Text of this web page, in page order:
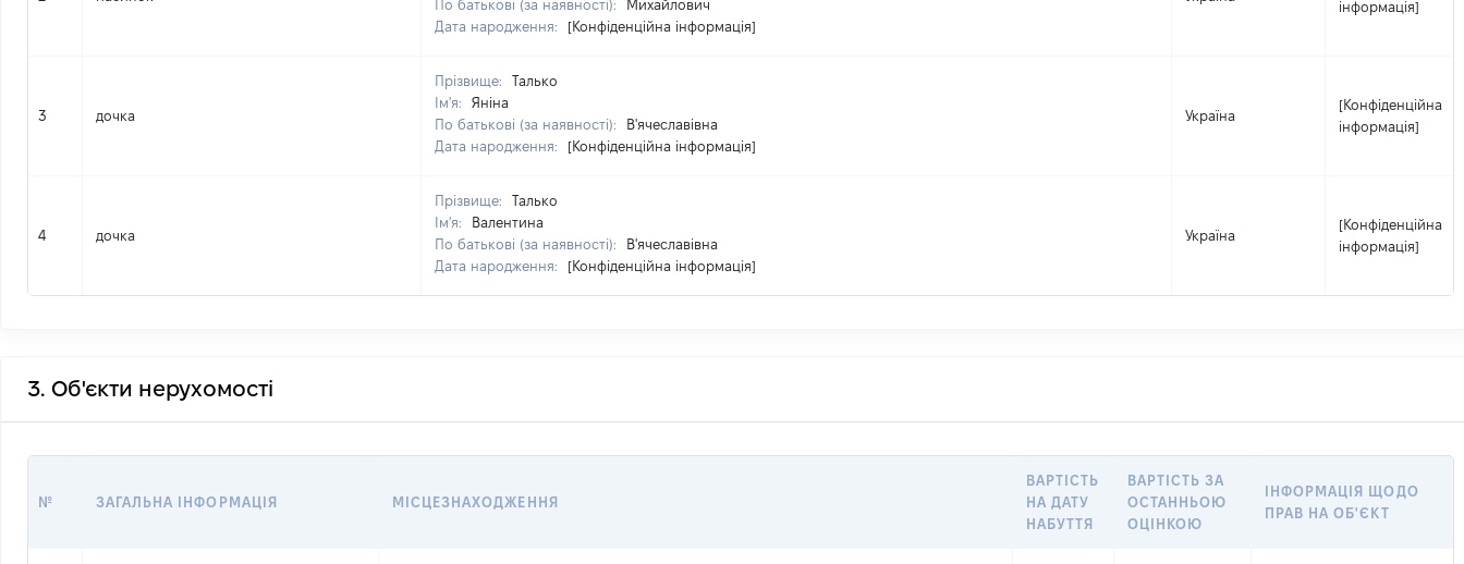
По батькові (за наявності):
Михайлович
Дата народження:
[Конфіденційна інформація]
інформація]
3 дочка
Прізвище:
Талько
Ім'я:
Яніна
По батькові (за наявності):
В'ячеславівна
Дата народження:
[Конфіденційна інформація]
Україна
[Конфіденційна
інформація]
4 дочка
Прізвище:
Талько
Ім'я:
Валентина
По батькові (за наявності):
В'ячеславівна
Дата народження:
[Конфіденційна інформація]
Україна
[Конфіденційна
інформація]
3. Об'єкти нерухомості
№ ЗАГАЛЬНА ІНФОРМАЦІЯ МІСЦЕЗНАХОДЖЕННЯ
ВАРТІСТЬ
НА ДАТУ
НАБУТТЯ
ВАРТІСТЬ ЗА
ОСТАННЬОЮ
ОЦІНКОЮ
ІНФОРМАЦІЯ ЩОДО
ПРАВ НА ОБ'ЄКТ